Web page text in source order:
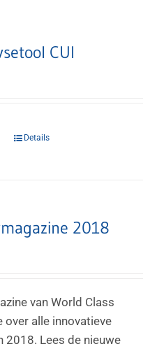
CUI
Details
2018
van World Class
over alle innovatieve
2018. Lees de nieuwe